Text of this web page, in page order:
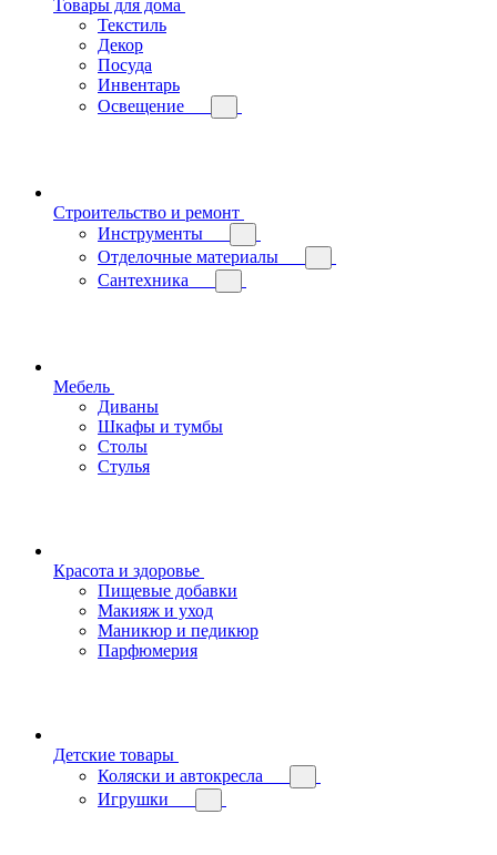
Товары для дома
Текстиль
Декор
Посуда
Инвентарь
Освещение
Строительство и ремонт
Инструменты
Отделочные материалы
Сантехника
Мебель
Диваны
Шкафы и тумбы
Столы
Стулья
Красота и здоровье
Пищевые добавки
Макияж и уход
Маникюр и педикюр
Парфюмерия
Детские товары
Коляски и автокресла
Игрушки